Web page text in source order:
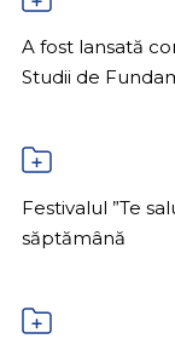
A fost lansată
Studii de
Festivalul ”Te
săptămână